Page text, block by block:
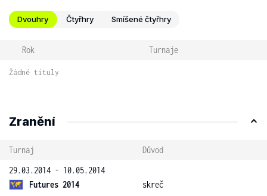
Dvouhry Čtyřhry Smíšené čtyřhry
Rok Turnaje
Žádné tituly
Zranění
Turnaj
Důvod
29.03.2014 - 10.05.2014
Futures 2014
skreč